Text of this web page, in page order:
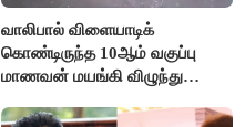
வாலிபால் விளையாடிக்
கொண்டிருந்த 10ஆம் வகுப்பு
மாணவன் மயங்கி விழுந்து